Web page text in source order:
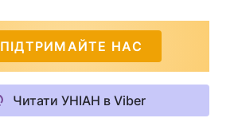
ПІДТРИМАЙТЕ НАС
Читати УНІАН в Viber